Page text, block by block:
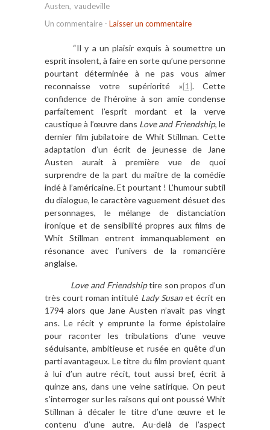
Austen, vaudeville
Un commentaire - Laisser un commentaire
“Il y a un plaisir exquis à soumettre un
esprit insolent, à faire en sorte qu’une personne
pourtant déterminée à ne pas vous aimer
reconnaisse votre supériorité »[1]. Cette
confidence de l’héroïne à son amie condense
parfaitement l’esprit mordant et la verve
caustique à l’œuvre dans Love and Friendship, le
dernier film jubilatoire de Whit Stillman. Cette
adaptation d’un écrit de jeunesse de Jane
Austen aurait à première vue de quoi
surprendre de la part du maître de la comédie
indé à l’américaine. Et pourtant ! L’humour subtil
du dialogue, le caractère vaguement désuet des
personnages, le mélange de distanciation
ironique et de sensibilité propres aux films de
Whit Stillman entrent immanquablement en
résonance avec l’univers de la romancière
anglaise.
Love and Friendshiptire son propos d’un
très court roman intitulé Lady Susanet écrit en
1794 alors que Jane Austen n’avait pas vingt
ans. Le récit y emprunte la forme épistolaire
pour raconter les tribulations d’une veuve
séduisante, ambitieuse et rusée en quête d’un
parti avantageux. Le titre du film provient quant
à lui d’un autre récit, tout aussi bref, écrit à
quinze ans, dans une veine satirique. On peut
s’interroger sur les raisons qui ont poussé Whit
Stillman à décaler le titre d’une œuvre et le
contenu d’une autre. Au-delà de l’aspect